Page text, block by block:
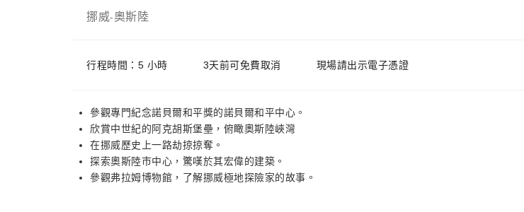
挪威-奧斯陸
行程時間：5 小時 3天前可免費取消 現場請出示電子憑證
參觀專門紀念諾貝爾和平獎的諾貝爾和平中心。
欣賞中世紀的阿克胡斯堡壘，俯瞰奧斯陸峽灣
在挪威歷史上一路劫掠掠奪。
探索奧斯陸市中心，驚嘆於其宏偉的建築。
參觀弗拉姆博物館，了解挪威極地探險家的故事。